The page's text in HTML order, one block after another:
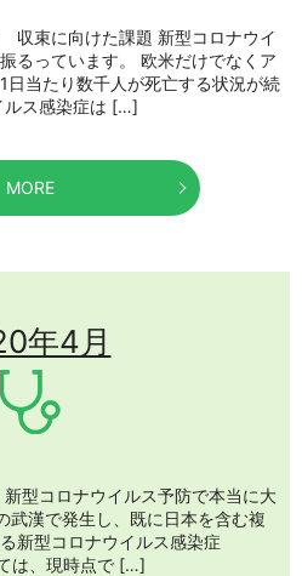
収束に向けた課題 新型コロナウイ
るっています。 欧米だけでなくア
日当たり数千人が死亡する状況が続
ルス感染症は […]
MORE
年4月
型コロナウイルス予防で本当に大
漢で発生し、既に日本を含む複
新型コロナウイルス感染症
は、現時点で […]